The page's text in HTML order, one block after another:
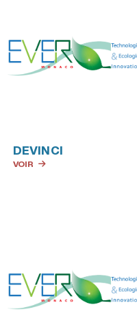
DEVINCI
VOIR